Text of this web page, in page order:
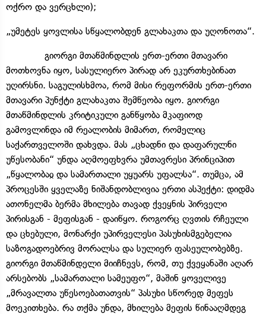
ოქრო და ვერცხლი);
„უმეტეს ყოვლისა სწყალობდენ გლახაკთა და უღონოთა“.
გიორგი მთაწმინდლის ერთ-ერთი მთავარი
მოთხოვნა იყო, სასულიერო პირად არ ეკურთხებინათ
უღირსნი. საგულისხმოა, რომ მისი რეფორმის ერთ-ერთი
მთავარი პუნქტი გლახაკთა შემწეობა იყო. გიორგი
მთაწმინდლის კრიტიკული განწყობა მკაფიოდ
გამოვლინდა იმ რეალობის მიმართ, რომელიც
საქართველოში დახვდა. მას „ცხადნი და დაფარულნი
უწესობანი“ უნდა აღმოეფხვრა უმთავრესი პრინციპით
„წყალობაჲ და სამართალი უყუარს უფალსა“. თუმცა, ამ
პროცესში ყველაზე ნიშანდობლივია ერთი ასპექტი: დიდმა
ათონელმა ბერმა მხილება თავად ქვეყნის პირველი
პირისგან - მეფისგან - დაიწყო. როგორც ღვთის რჩეული
და ცხებული, მონარქი უპირველესი პასუხისმგებელია
საზოგადოებრივ მორალსა და სულიერ ფასეულობებზე.
გიორგი მთაწმინდელი მიიჩნევს, რომ, თუ ქვეყანაში აღარ
არსებობს „სამართალი სამეუფო“, მაშინ ყოველივე
„მრავალთა უწესოებათათვის“ პასუხი სწორედ მეფეს
მოეკითხება. რა თქმა უნდა, მხილება მეფის წინააღმდეგ